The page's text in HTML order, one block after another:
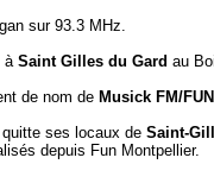
sur 93.3 MHz.
à Saint Gilles du Gard au
de nom de Musick FM/
quitte ses locaux de Saint-
depuis Fun Montpellier.